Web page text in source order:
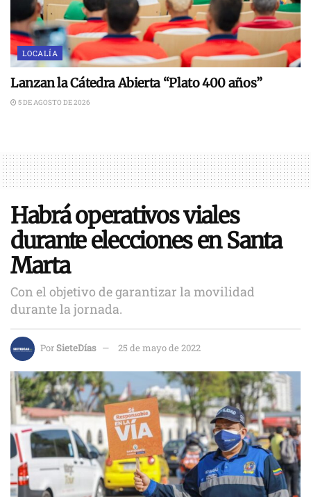
LOCALÍA
Lanzan la Cátedra Abierta “Plato 400 años”
5 DE AGOSTO DE 2026
Habrá operativos viales
durante elecciones en Santa
Marta
Con el objetivo de garantizar la movilidad
durante la jornada.
PorSieteDías 25 de mayo de 2022